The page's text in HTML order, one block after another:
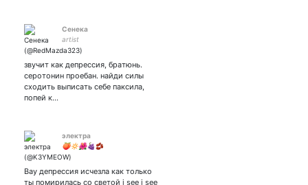
Сенека
artist
звучит как депрессия, братюнь.
серотонин проебан. найди силы
сходить выписать себе паксила,
попей к…
электра
🍑🔅🌺🍇🫘
Вау депрессия исчезла как только
ты помирилась со светой i see i see